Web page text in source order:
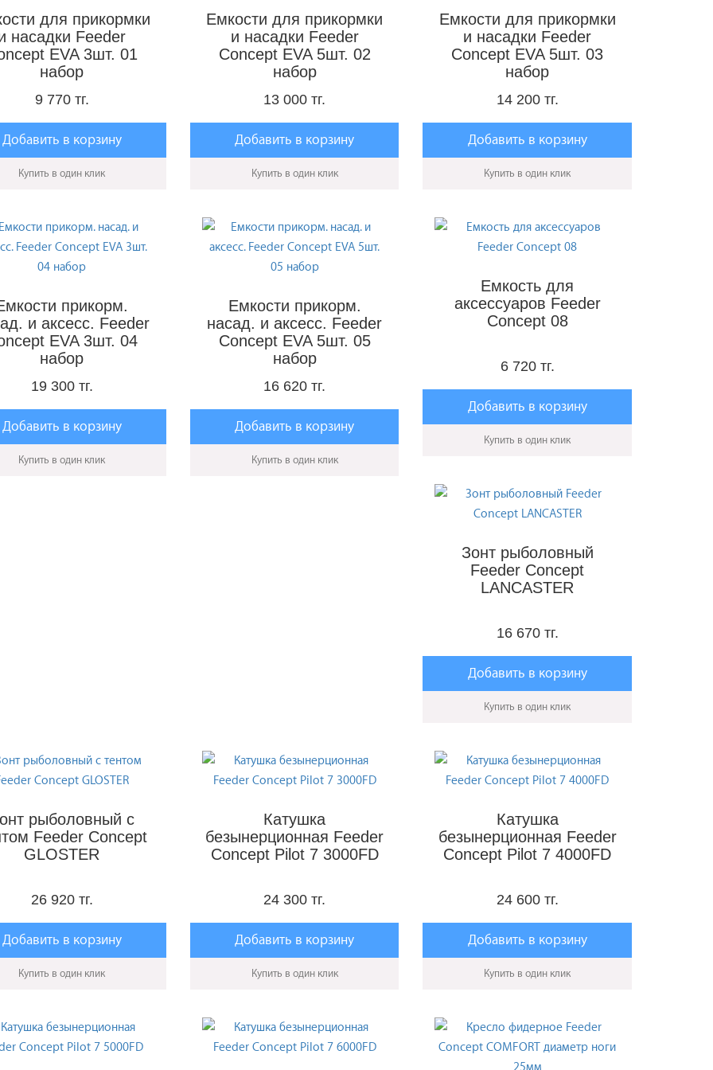
для прикормки
насадки Feeder
EVA 3шт. 01
набор
9 770 тг.
Добавить в корзину
Купить в один клик
Емкости для прикормки
и насадки Feeder
Concept EVA 5шт. 02
набор
13 000 тг.
Добавить в корзину
Купить в один клик
Емкости для прикормки
и насадки Feeder
Concept EVA 5шт. 03
набор
14 200 тг.
Добавить в корзину
Купить в один клик
прикорм.
и аксесс. Feeder
EVA 3шт. 04
набор
19 300 тг.
Добавить в корзину
Купить в один клик
Емкости прикорм.
насад. и аксесс. Feeder
Concept EVA 5шт. 05
набор
16 620 тг.
Добавить в корзину
Купить в один клик
Емкость для
аксессуаров Feeder
Concept 08
6 720 тг.
Добавить в корзину
Купить в один клик
Зонт рыболовный
Feeder Concept
LANCASTER
16 670 тг.
Добавить в корзину
Купить в один клик
рыболовный с
Feeder Concept
GLOSTER
26 920 тг.
Добавить в корзину
Купить в один клик
Катушка
безынерционная Feeder
Concept Pilot 7 3000FD
24 300 тг.
Добавить в корзину
Купить в один клик
Катушка
безынерционная Feeder
Concept Pilot 7 4000FD
24 600 тг.
Добавить в корзину
Купить в один клик